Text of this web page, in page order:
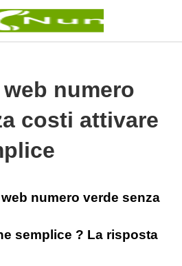
numero
costi attivare
numero verde senza
semplice ? La risposta